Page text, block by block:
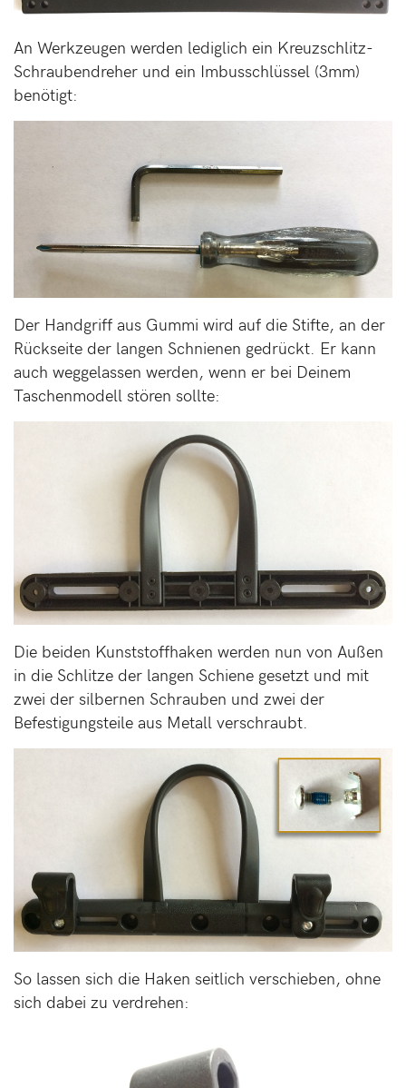
An Werkzeugen werden lediglich ein Kreuzschlitz-
Schraubendreher und ein Imbusschlüssel (3mm)
benötigt:
Der Handgriff aus Gummi wird auf die Stifte, an der
Rückseite der langen Schnienen gedrückt. Er kann
auch weggelassen werden, wenn er bei Deinem
Taschenmodell stören sollte:
Die beiden Kunststoffhaken werden nun von Außen
in die Schlitze der langen Schiene gesetzt und mit
zwei der silbernen Schrauben und zwei der
Befestigungsteile aus Metall verschraubt.
So lassen sich die Haken seitlich verschieben, ohne
sich dabei zu verdrehen: